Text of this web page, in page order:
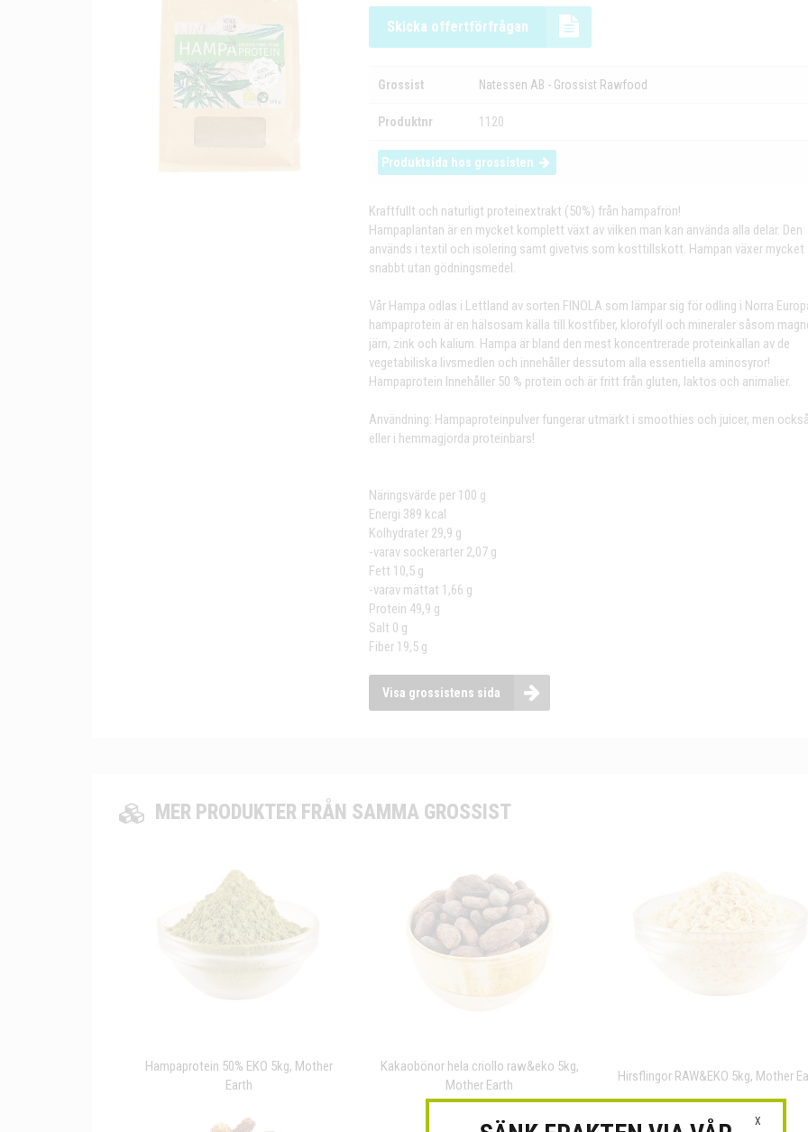
Skicka offertförfrågan
Grossist Natessen AB - Grossist Rawfood
Produktnr 1120
Produktsida hos grossisten
Kraftfullt och naturligt proteinextrakt (50%) från hampafrön!
Hampaplantan är en mycket komplett växt av vilken man kan använda alla delar. Den
används i textil och isolering samt givetvis som kosttillskott. Hampan växer mycket
snabbt utan gödningsmedel.
Vår Hampa odlas i Lettland av sorten FINOLA som lämpar sig för odling i Norra
hampaprotein är en hälsosam källa till kostfiber, klorofyll och mineraler såsom
järn, zink och kalium. Hampa är bland den mest koncentrerade proteinkällan av de
vegetabiliska livsmedlen och innehåller dessutom alla essentiella aminosyror!
Hampaprotein Innehåller 50 % protein och är fritt från gluten, laktos och animalier.
Användning: Hampaproteinpulver fungerar utmärkt i smoothies och juicer, men
eller i hemmagjorda proteinbars!
Näringsvärde per 100 g
Energi 389 kcal
Kolhydrater 29,9 g
-varav sockerarter 2,07 g
Fett 10,5 g
-varav mättat 1,66 g
Protein 49,9 g
Salt 0 g
Fiber 19,5 g
Visa grossistens sida
MER PRODUKTER FRÅN SAMMA GROSSIST
Hampaprotein 50% EKO 5kg, Mother
Earth
Kakaobönor hela criollo raw&eko 5kg,
Mother Earth
Hirsflingor RAW&EKO 5kg, Mother
X